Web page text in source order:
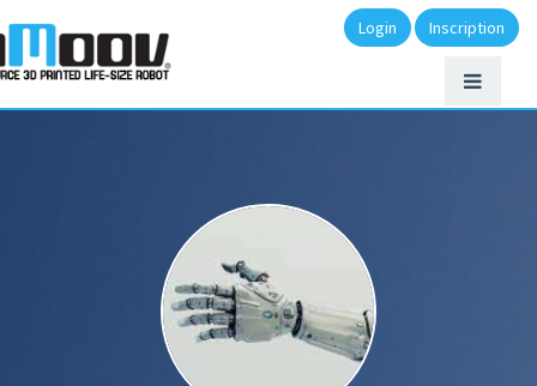
Login Inscription